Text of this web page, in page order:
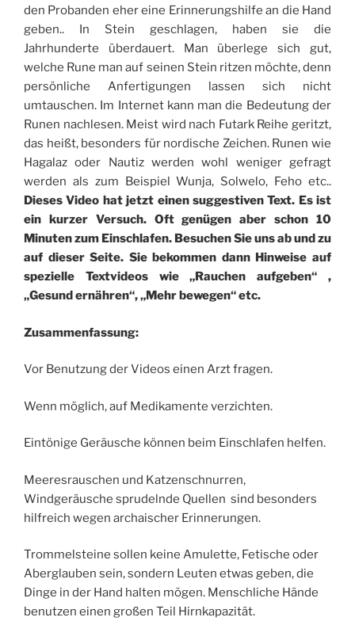
den Probanden eher eine Erinnerungshilfe an die Hand
geben.. In Stein geschlagen, haben sie die
Jahrhunderte überdauert. Man überlege sich gut,
welche Rune man auf seinen Stein ritzen möchte, denn
persönliche Anfertigungen lassen sich nicht
umtauschen. Im Internet kann man die Bedeutung der
Runen nachlesen. Meist wird nach Futark Reihe geritzt,
das heißt, besonders für nordische Zeichen. Runen wie
Hagalaz oder Nautiz werden wohl weniger gefragt
werden als zum Beispiel Wunja, Solwelo, Feho etc..
Dieses Video hat jetzt einen suggestiven Text. Es ist
ein kurzer Versuch. Oft genügen aber schon 10
Minuten zum Einschlafen. Besuchen Sie uns ab und zu
auf dieser Seite. Sie bekommen dann Hinweise auf
spezielle Textvideos wie „Rauchen aufgeben“ ,
„Gesund ernähren“, „Mehr bewegen“ etc.
Zusammenfassung:
Vor Benutzung der Videos einen Arzt fragen.
Wenn möglich, auf Medikamente verzichten.
Eintönige Geräusche können beim Einschlafen helfen.
Meeresrauschen und Katzenschnurren,
Windgeräusche sprudelnde Quellen sind besonders
hilfreich wegen archaischer Erinnerungen.
Trommelsteine sollen keine Amulette, Fetische oder
Aberglauben sein, sondern Leuten etwas geben, die
Dinge in der Hand halten mögen. Menschliche Hände
benutzen einen großen Teil Hirnkapazität.